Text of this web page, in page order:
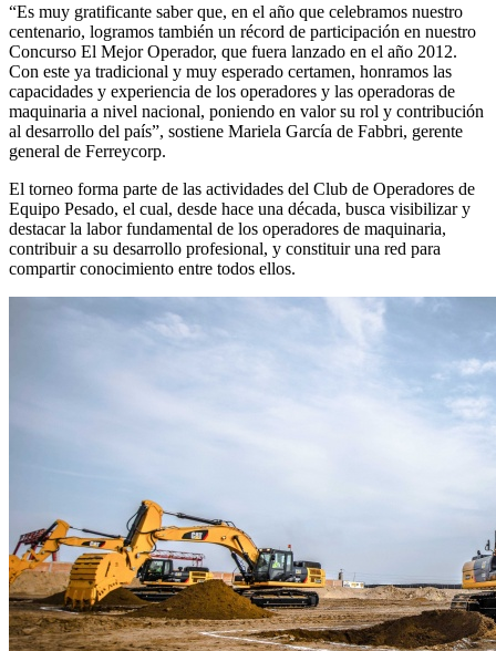
“Es muy gratificante saber que, en el año que celebramos nuestro
centenario, logramos también un récord de participación en nuestro
Concurso El Mejor Operador, que fuera lanzado en el año 2012.
Con este ya tradicional y muy esperado certamen, honramos las
capacidades y experiencia de los operadores y las operadoras de
maquinaria a nivel nacional, poniendo en valor su rol y contribución
al desarrollo del país”, sostiene Mariela García de Fabbri, gerente
general de Ferreycorp.
El torneo forma parte de las actividades del Club de Operadores de
Equipo Pesado, el cual, desde hace una década, busca visibilizar y
destacar la labor fundamental de los operadores de maquinaria,
contribuir a su desarrollo profesional, y constituir una red para
compartir conocimiento entre todos ellos.